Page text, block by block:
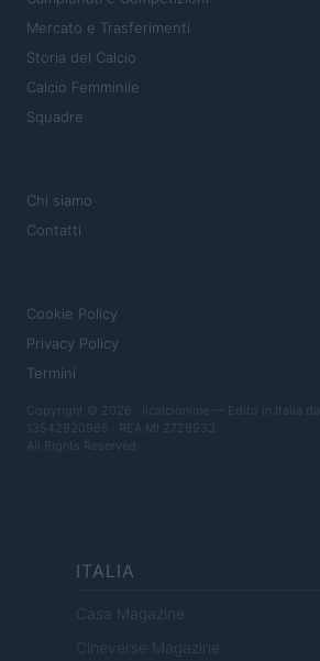
Mercato e Trasferimenti
Storia del Calcio
Calcio Femminile
Squadre
Chi siamo
Contatti
Cookie Policy
Privacy Policy
Termini
Copyright © 2026 · Ilcalcionline — Edito in Italia da
13542920965 · REA MI 2729933
All Rights Reserved
ITALIA
Casa Magazine
Cineverse Magazine